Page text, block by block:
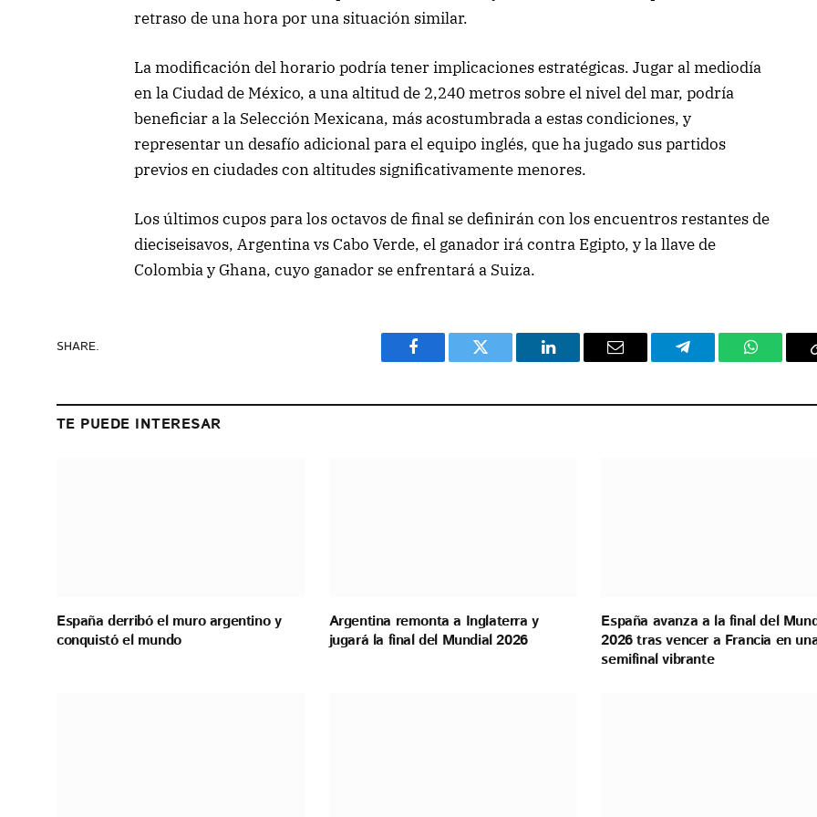
retraso de una hora por una situación similar.
La modificación del horario podría tener implicaciones estratégicas. Jugar al mediodía
en la Ciudad de México, a una altitud de 2,240 metros sobre el nivel del mar, podría
beneficiar a la Selección Mexicana, más acostumbrada a estas condiciones, y
representar un desafío adicional para el equipo inglés, que ha jugado sus partidos
previos en ciudades con altitudes significativamente menores.
Los últimos cupos para los octavos de final se definirán con los encuentros restantes de
dieciseisavos, Argentina vs Cabo Verde, el ganador irá contra Egipto, y la llave de
Colombia y Ghana, cuyo ganador se enfrentará a Suiza.
SHARE.
Facebook Twitter LinkedIn Email Telegram
TE PUEDE INTERESAR
España derribó el muro argentino y
conquistó el mundo
Argentina remonta a Inglaterra y
jugará la final del Mundial 2026
España avanza a la final del
2026 tras vencer a Francia en
semifinal vibrante